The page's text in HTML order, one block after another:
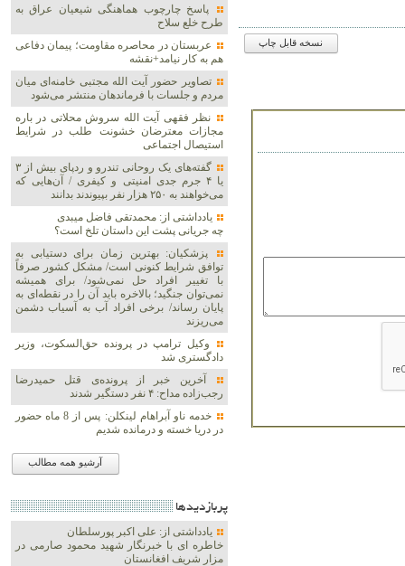
نسخه قابل چاپ
پاسخ چارچوب هماهنگی شیعیان عراق به
طرح خلع سلاح
عربستان در محاصره مقاومت؛ پیمان دفاعی
هم به کار نیامد+نقشه
تصاویر حضور آیت الله مجتبی خامنه‌ای میان
مردم و جلسات با فرماندهان منتشر می‌شود
نظر فقهی آیت الله سروش محلاتی در باره
مجازات معترضان خشونت طلب در شرایط
استیصال اجتماعی
گفته‌های یک روحانی تندرو و ردپای بیش از ۳
یا ۴ جرم جدی امنیتی و کیفری / آن‌هایی که
می‌خواهند به ۲۵۰ هزار نفر بپیوندند بدانند
یادداشتی از: محمدتقی فاضل میبدی
چه جریانی پشت این داستان تلخ است؟
پزشکیان‌: بهترین زمان برای دستیابی به
توافق شرایط کنونی است/ مشکل کشور صرفاً
با تغییر افراد حل نمی‌شود/ برای همیشه
نمی‌توان جنگید؛ بالاخره باید آن را در نقطه‌ای به
پایان رساند/ برخی افراد آب به آسیاب دشمن
می‌ریزند
وکیل ترامپ در پرونده حق‌السکوت، وزیر
دادگستری شد
آخرین خبر از پرونده‌ی قتل حمیدرضا
رجب‌زاده مداح: ۴ نفر دستگیر شدند
خدمه ناو آبراهام لینکلن: پس از 8 ماه حضور
در دریا خسته و درمانده‌ شدیم
آرشیو همه مطالب
پربازديدها
یادداشتی از: علی اکبر پورسلطان
خاطره ای با خبرنگار شهید محمود صارمی در
مزار شریف افغانستان